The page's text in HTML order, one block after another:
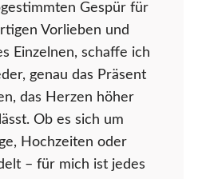
Gespür für
Vorlieben und
Einzelnen, schaffe ich
genau das Präsent
das Herzen höher
Ob es sich um
Hochzeiten oder
– für mich ist jedes